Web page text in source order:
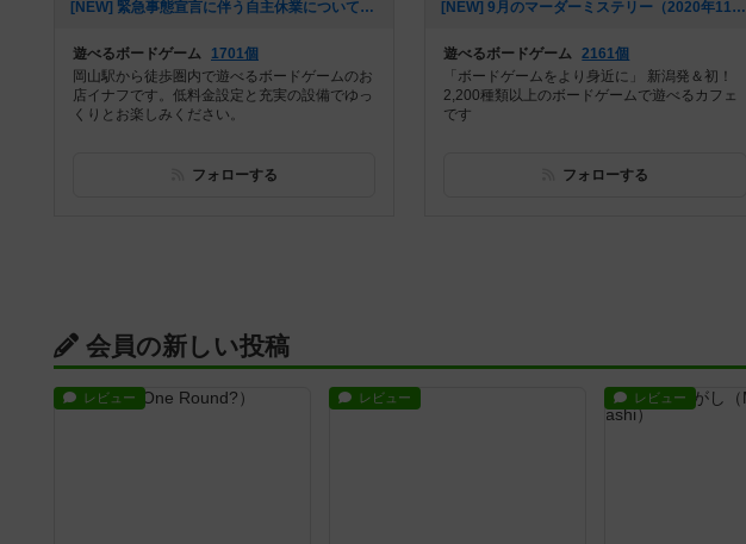
[NEW] 緊急事態宣言に伴う自主休業について（2021年05月14日 14時23分）
遊べるボードゲーム
1701個
岡山駅から徒歩圏内で遊べるボードゲームのお
店イナフです。低料金設定と充実の設備でゆっ
くりとお楽しみください。
フォローする
[NEW] 9月のマーダーミステリー（2020年11月13日 23時07分）
遊べるボードゲーム 2161個
「ボードゲームをより身近に」 新潟発＆初！
2,200種類以上のボードゲームで遊べるカフェ
です
フォローする
会員の新しい投稿
レビュー レビュー レビュー